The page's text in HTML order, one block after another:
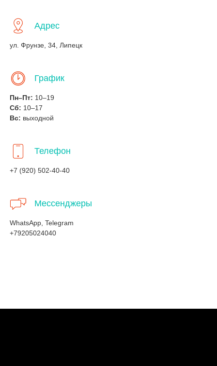
Адрес
ул. Фрунзе, 34, Липецк
График
Пн–Пт: 10–19
Сб: 10–17
Вс: выходной
Телефон
+7 (920) 502-40-40
Мессенджеры
WhatsApp, Telegram
+79205024040